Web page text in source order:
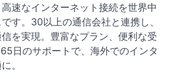
速なインターネット接続を世界中
す。30以上の通信会社と連携し、
を実現。豊富なプラン、便利な受
日のサポートで、海外でのインタ
。